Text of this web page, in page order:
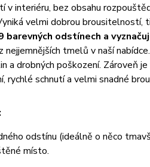
v interiéru, bez obsahu
velmi dobrou
barevných odstínech a
nejjemnějších tmelů v naší
a drobných poškození. Zároveň
rychlé schnutí a velmi snadné
odstínu (ideálně o něco
místo.